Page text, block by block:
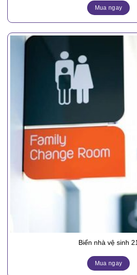
Mua ngay
Biển nhà vệ sinh 21
Mua ngay